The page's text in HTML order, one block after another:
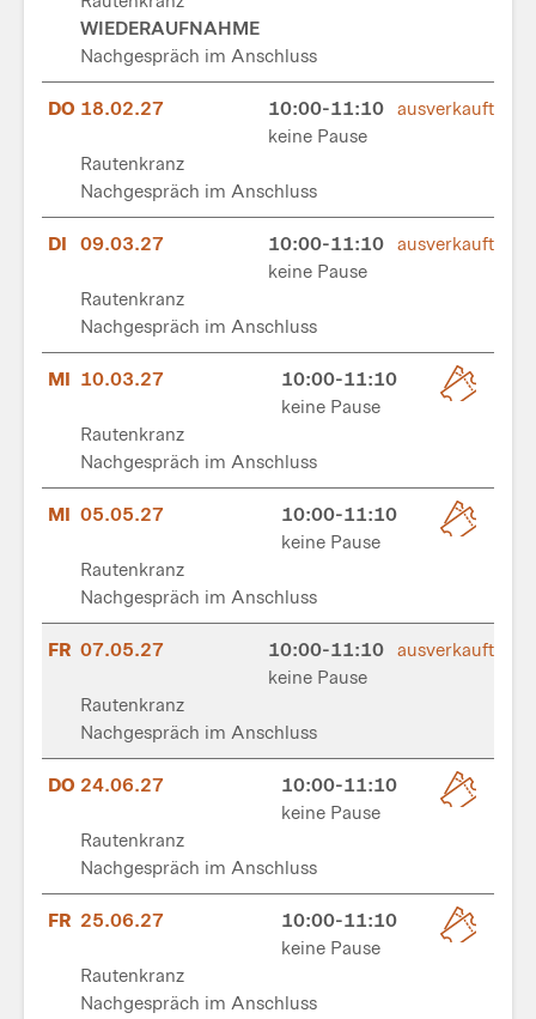
WIEDERAUFNAHME
Nachgespräch im Anschluss
DO 18.02.27
10:00-11:10
keine Pause
Rautenkranz
Nachgespräch im Anschluss
ausverkauft
DI 09.03.27
10:00-11:10
keine Pause
Rautenkranz
Nachgespräch im Anschluss
ausverkauft
MI 10.03.27
10:00-11:10
keine Pause
Rautenkranz
Nachgespräch im Anschluss
MI 05.05.27
10:00-11:10
keine Pause
Rautenkranz
Nachgespräch im Anschluss
FR 07.05.27
10:00-11:10
keine Pause
Rautenkranz
Nachgespräch im Anschluss
ausverkauft
DO 24.06.27
10:00-11:10
keine Pause
Rautenkranz
Nachgespräch im Anschluss
FR 25.06.27
10:00-11:10
keine Pause
Rautenkranz
Nachgespräch im Anschluss